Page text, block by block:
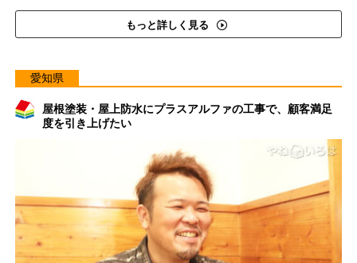
もっと詳しく見る
愛知県
屋根塗装・屋上防水にプラスアルファの工事で、顧客満足
度を引き上げたい